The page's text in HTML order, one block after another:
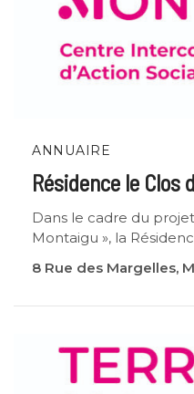
ANNUAIRE
Résidence le Clos
Dans le cadre du
Montaigu », la
8 Rue des Margelles,